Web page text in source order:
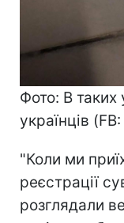
Фото: В таких
українців
"Коли ми
реєстрації
розглядали